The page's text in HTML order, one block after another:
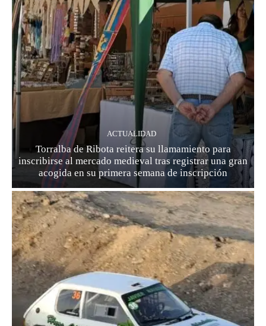
ACTUALIDAD
Torralba de Ribota reitera su llamamiento para
inscribirse al mercado medieval tras registrar una gran
acogida en su primera semana de inscripción